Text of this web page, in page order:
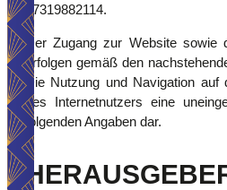
37319882114.
Der Zugang zur Website sowie
erfolgen gemäß den
Die Nutzung und Navigation auf
des Internetnutzers eine
folgenden Angaben dar.